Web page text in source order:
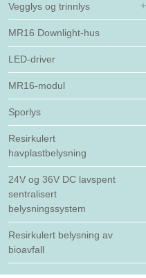
Vegglys og trinnlys
MR16 Downlight-hus
LED-driver
MR16-modul
Sporlys
Resirkulert
havplastbelysning
24V og 36V DC lavspent
sentralisert
belysningssystem
Resirkulert belysning av
bioavfall